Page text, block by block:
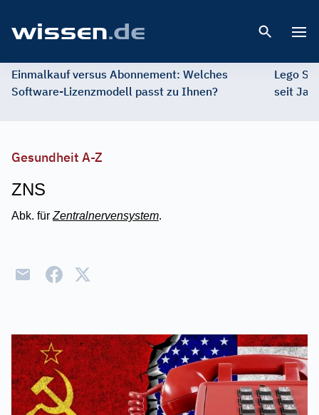
Einmalkauf versus Abonnement: Welches
Software-Lizenzmodell passt zu Ihnen?
Lego
seit
Gesundheit A-Z
ZNS
Abk. für Zentralnervensystem.